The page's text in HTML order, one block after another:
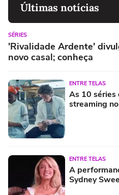
Últimas notícias
SÉRIES
'Rivalidade Ardente'
novo casal; conheça
ENTRE TELAS
As 10 séries
streaming
ENTRE TELAS
A
Sydney